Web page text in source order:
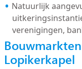
Natuurlijk
verenigingen,
Lopikerkapel